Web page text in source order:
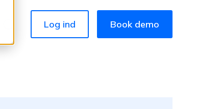
Log ind Book demo